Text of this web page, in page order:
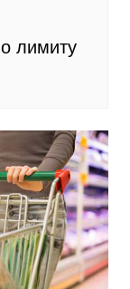
лимиту